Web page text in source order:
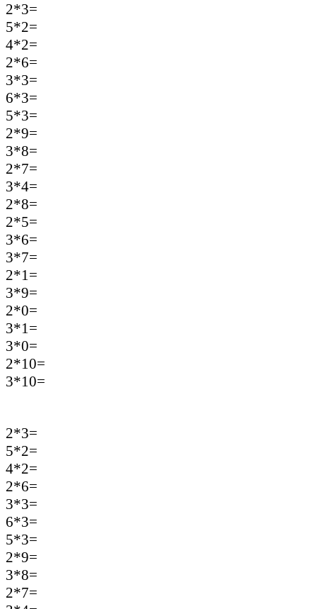
2*3=
5*2=
4*2=
2*6=
3*3=
6*3=
5*3=
2*9=
3*8=
2*7=
3*4=
2*8=
2*5=
3*6=
3*7=
2*1=
3*9=
2*0=
3*1=
3*0=
2*10=
3*10=
2*3=
5*2=
4*2=
2*6=
3*3=
6*3=
5*3=
2*9=
3*8=
2*7=